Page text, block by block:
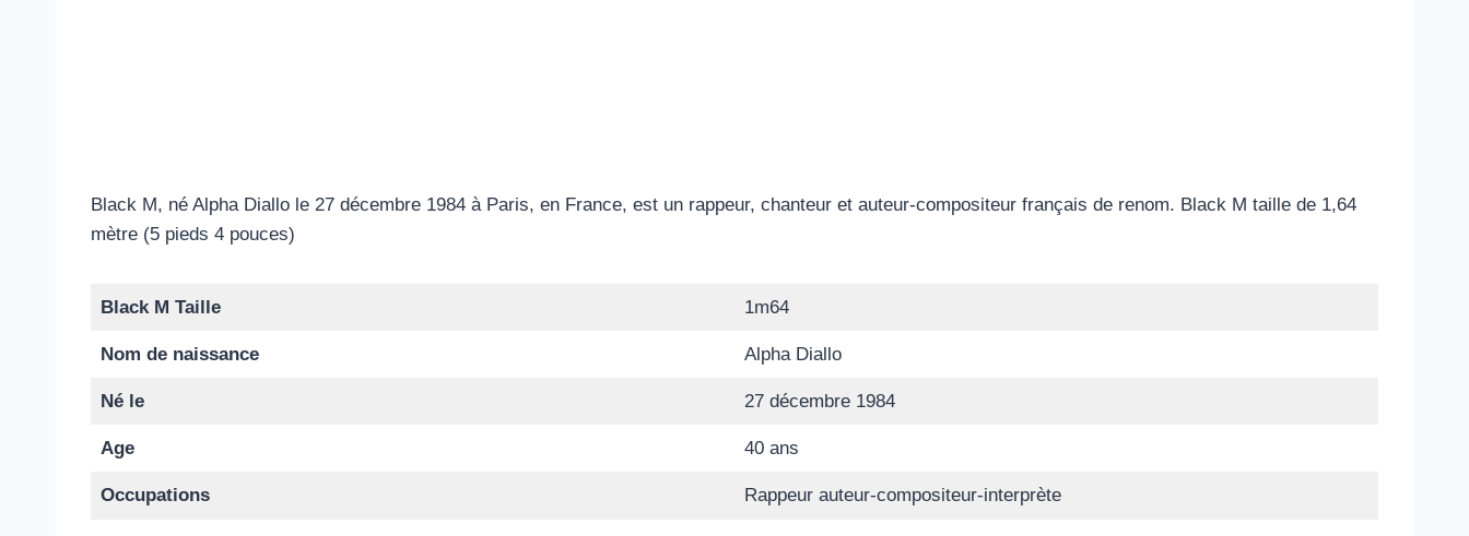
Black M, né Alpha Diallo le 27 décembre 1984 à Paris, en France, est un rappeur, chanteur et auteur-compositeur français de renom. Black M taille de 1,64
mètre (5 pieds 4 pouces)
Black M Taille 1m64
Nom de naissance Alpha Diallo
Né le 27 décembre 1984
Age 40 ans
Occupations Rappeur auteur-compositeur-interprète